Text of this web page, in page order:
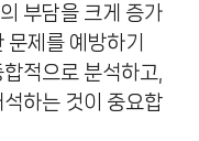
부담을 크게 증가
제를 예방하기
적으로 분석하고,
하는 것이 중요합